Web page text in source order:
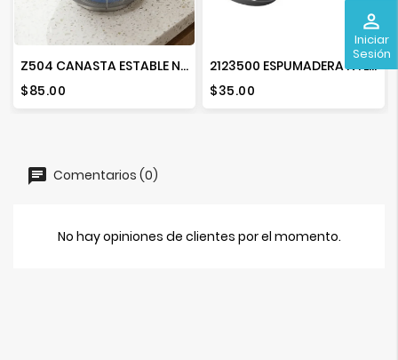
perm_identity
Iniciar
Sesión
Z504 CANASTA ESTABLE NO. 28
Precio
$85.00
2123500 ESPUMADERA NYLON NEW LINE 1145146
Precio
$35.00
Comentarios (0)
No hay opiniones de clientes por el momento.